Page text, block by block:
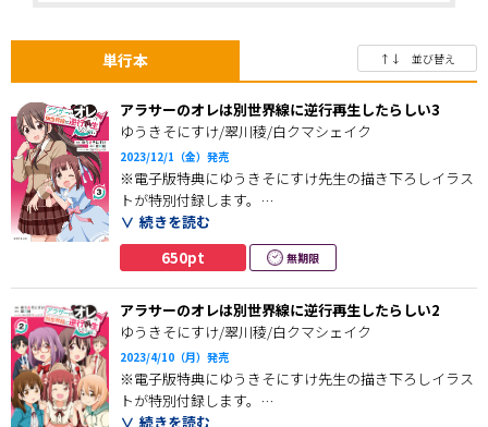
単行本 ↑↓ 並び替え
アラサーのオレは別世界線に逆行再生したらしい3
ゆうきそにすけ/翠川稜/白クマシェイク
2023/12/1（金）発売
※電子版特典にゆうきそにすけ先生の描き下ろしイラス
トが特別付録します。
体育祭の借り物競走で水島さんが先輩から告白され
る！？
そんな噂を耳にした幸星は終始ソワソワ。
いまだに付き合っていない２人の関係に周囲もモダモダ
する中、水島さんが幸星を花火大会デートに誘う！
これは、コミュ障ボッチで陰キャだったアラサー男の人
続きを読む
650pt
無期限
アラサーのオレは別世界線に逆行再生したらしい2
ゆうきそにすけ/翠川稜/白クマシェイク
2023/4/10（月）発売
※電子版特典にゆうきそにすけ先生の描き下ろしイラス
トが特別付録します。
続きを読む